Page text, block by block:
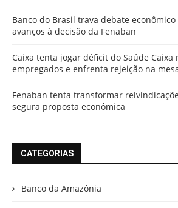
Banco do Brasil trava debate
avanços à decisão da Fenaban
Caixa tenta jogar déficit do Saúde Caixa
empregados e enfrenta rejeição na
Fenaban tenta transformar
segura proposta econômica
CATEGORIAS
Banco da Amazônia